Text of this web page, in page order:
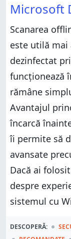
Microsoft
Scanarea
este utilă mai
dezinfectat
funcționează
rămâne
Avantajul
încarcă
îi permite să
avansate
Dacă ai
despre
sistemul cu
DESCOPERĂ: